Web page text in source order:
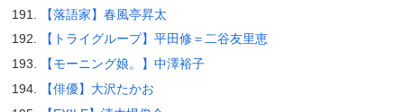
【落語家】春風亭昇太
【トライグループ】平田修＝二谷友里恵
【モーニング娘。】中澤裕子
【俳優】大沢たかお